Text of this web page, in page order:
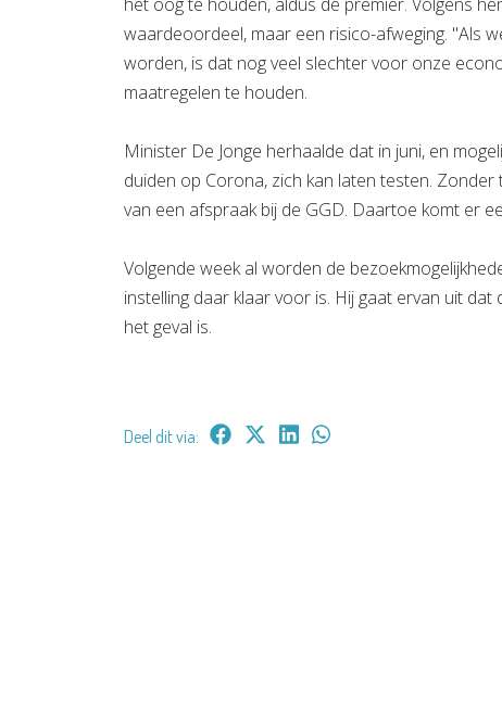
waardeoordeel, maar een risico-afweging. "Als
worden, is dat nog veel slechter voor onze
maatregelen te houden.
Minister De Jonge herhaalde dat in juni, en
duiden op Corona, zich kan laten testen.
van een afspraak bij de GGD. Daartoe komt er
Volgende week al worden de
instelling daar klaar voor is. Hij gaat ervan uit
het geval is.
Deel dit via: